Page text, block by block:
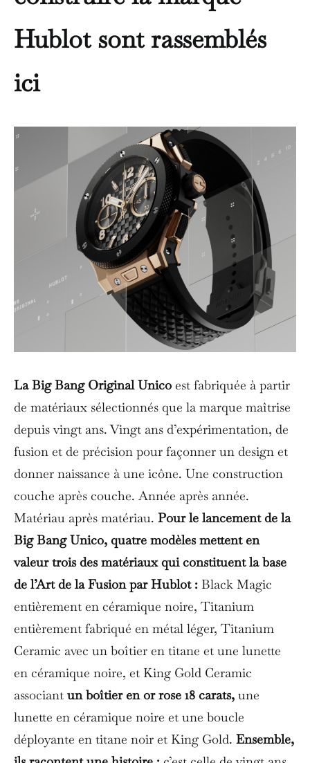
Hublot sont rassemblés
ici
La Big Bang Original Unico est fabriquée à partir
de matériaux sélectionnés que la marque maîtrise
depuis vingt ans. Vingt ans d’expérimentation, de
fusion et de précision pour façonner un design et
donner naissance à une icône. Une construction
couche après couche. Année après année.
Matériau après matériau. Pour le lancement de la
Big Bang Unico, quatre modèles mettent en
valeur trois des matériaux qui constituent la base
de l’Art de la Fusion par Hublot : Black Magic
entièrement en céramique noire, Titanium
entièrement fabriqué en métal léger, Titanium
Ceramic avec un boîtier en titane et une lunette
en céramique noire, et King Gold Ceramic
associant un boîtier en or rose 18 carats, une
lunette en céramique noire et une boucle
déployante en titane noir et King Gold. Ensemble,